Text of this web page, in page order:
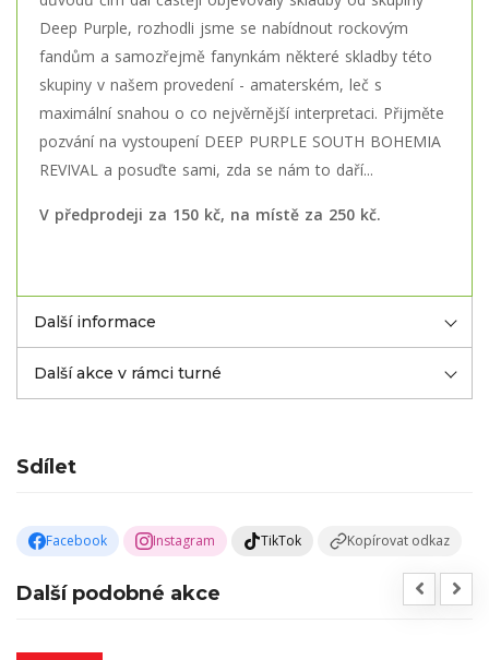
Deep Purple, rozhodli jsme se nabídnout rockovým
fandům a samozřejmě fanynkám některé skladby této
skupiny v našem provedení - amaterském, leč s
maximální snahou o co nejvěrnější interpretaci. Přijměte
pozvání na vystoupení DEEP PURPLE SOUTH BOHEMIA
REVIVAL a posuďte sami, zda se nám to daří...
V předprodeji za 150 kč, na místě za 250 kč.
Další informace
Další akce v rámci turné
Sdílet
Facebook Instagram TikTok Kopírovat odkaz
Další podobné akce